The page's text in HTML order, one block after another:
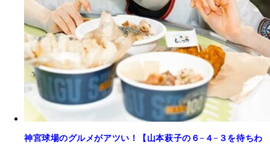
神宮球場のグルメがアツい！【山本萩子の６−４−３を待ちわ